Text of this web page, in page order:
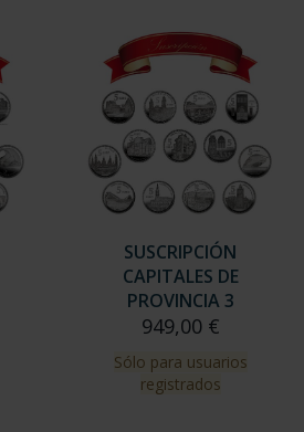
SUSCRIPCIÓN
CAPITALES DE
PROVINCIA 3
949,00 €
Sólo para usuarios
registrados